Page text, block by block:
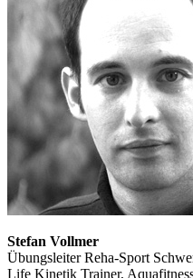
Stefan Vollmer
Übungsleiter Reha-Sport
Life Kinetik Trainer,